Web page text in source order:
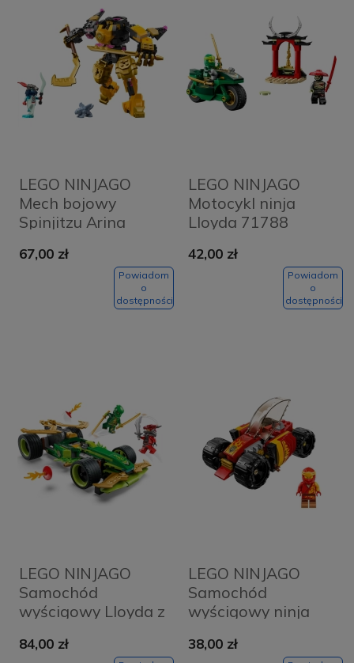
LEGO NINJAGO
Mech bojowy
Spinjitzu Arina
67,00 zł
Powiadom
o
dostępności
LEGO NINJAGO
Motocykl ninja
Lloyda 71788
42,00 zł
Powiadom
o
dostępności
LEGO NINJAGO
Samochód
wyścigowy Lloyda z
back 71828
84,00 zł
LEGO NINJAGO
Samochód
wyścigowy ninja
38,00 zł